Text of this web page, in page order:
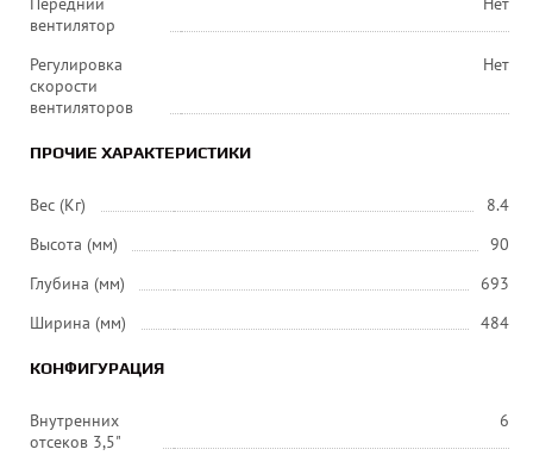
вентилятор
Регулировка
скорости
вентиляторов
Нет
ПРОЧИЕ ХАРАКТЕРИСТИКИ
Вес (Кг)
8.4
Высота (мм)
90
Глубина (мм)
693
Ширина (мм)
484
КОНФИГУРАЦИЯ
Внутренних
отсеков 3,5"
6